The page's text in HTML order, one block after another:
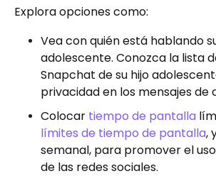
Explora opciones como:
Vea con quién está hablando
adolescente. Conozca la lista
Snapchat de su hijo
privacidad en los mensajes de
Colocar tiempo de pantalla
límites de tiempo de pantalla,
semanal, para promover el
de las redes sociales.